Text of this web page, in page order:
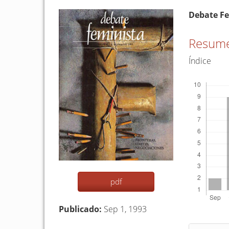
Barra
lateral
del
artículo
pdf
Publicado: Sep 1, 1993
del
artículo
Debate
Índice